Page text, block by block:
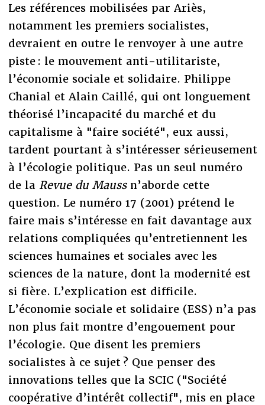
Les références mobilisées par Ariès,
notamment les premiers socialistes,
devraient en outre le renvoyer à une autre
piste : le mouvement anti-utilitariste,
l’économie sociale et solidaire. Philippe
Chanial et Alain Caillé, qui ont longuement
théorisé l’incapacité du marché et du
capitalisme à "faire société", eux aussi,
tardent pourtant à s’intéresser sérieusement
à l’écologie politique. Pas un seul numéro
de la Revue du Maussn’aborde cette
question. Le numéro 17 (2001) prétend le
faire mais s’intéresse en fait davantage aux
relations compliquées qu’entretiennent les
sciences humaines et sociales avec les
sciences de la nature, dont la modernité est
si fière. L’explication est difficile.
L’économie sociale et solidaire (ESS) n’a pas
non plus fait montre d’engouement pour
l’écologie. Que disent les premiers
socialistes à ce sujet ? Que penser des
innovations telles que la SCIC ("Société
coopérative d’intérêt collectif", mis en place